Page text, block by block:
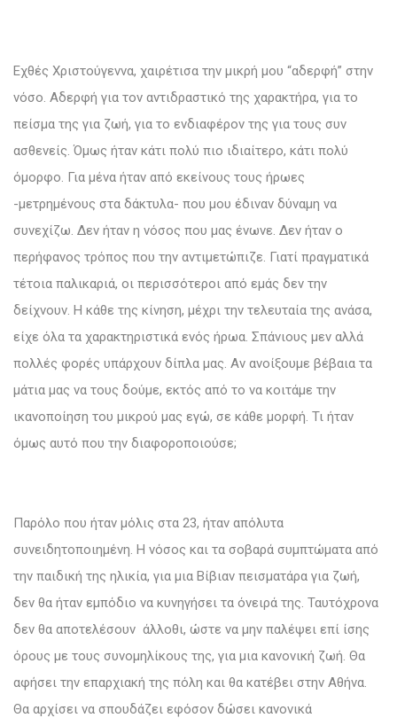
Εχθές Χριστούγεννα, χαιρέτισα την μικρή μου “αδερφή” στην
νόσο. Αδερφή για τον αντιδραστικό της χαρακτήρα, για το
πείσμα της για ζωή, για το ενδιαφέρον της για τους συν
ασθενείς. Όμως ήταν κάτι πολύ πιο ιδιαίτερο, κάτι πολύ
όμορφο. Για μένα ήταν από εκείνους τους ήρωες
-μετρημένους στα δάκτυλα- που μου έδιναν δύναμη να
συνεχίζω. Δεν ήταν η νόσος που μας ένωνε. Δεν ήταν ο
περήφανος τρόπος που την αντιμετώπιζε. Γιατί πραγματικά
τέτοια παλικαριά, οι περισσότεροι από εμάς δεν την
δείχνουν. Η κάθε της κίνηση, μέχρι την τελευταία της ανάσα,
είχε όλα τα χαρακτηριστικά ενός ήρωα. Σπάνιους μεν αλλά
πολλές φορές υπάρχουν δίπλα μας. Αν ανοίξουμε βέβαια τα
μάτια μας να τους δούμε, εκτός από το να κοιτάμε την
ικανοποίηση του μικρού μας εγώ, σε κάθε μορφή. Τι ήταν
όμως αυτό που την διαφοροποιούσε;
Παρόλο που ήταν μόλις στα 23, ήταν απόλυτα
συνειδητοποιημένη. Η νόσος και τα σοβαρά συμπτώματα από
την παιδική της ηλικία, για μια Βίβιαν πεισματάρα για ζωή,
δεν θα ήταν εμπόδιο να κυνηγήσει τα όνειρά της. Ταυτόχρονα
δεν θα αποτελέσουν άλλοθι, ώστε να μην παλέψει επί ίσης
όρους με τους συνομηλίκους της, για μια κανονική ζωή. Θα
αφήσει την επαρχιακή της πόλη και θα κατέβει στην Αθήνα.
Θα αρχίσει να σπουδάζει εφόσον δώσει κανονικά